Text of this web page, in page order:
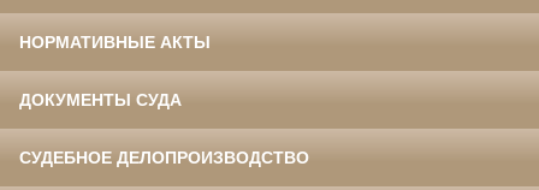
НОРМАТИВНЫЕ АКТЫ
ДОКУМЕНТЫ СУДА
СУДЕБНОЕ ДЕЛОПРОИЗВОДСТВО